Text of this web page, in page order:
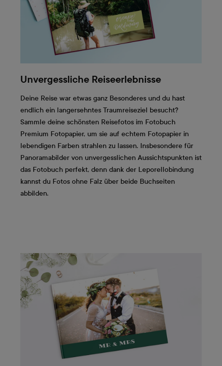
Unvergessliche Reiseerlebnisse
Deine Reise war etwas ganz Besonderes und du hast
endlich ein langersehntes Traumreiseziel besucht?
Sammle deine schönsten Reisefotos im Fotobuch
Premium Fotopapier, um sie auf echtem Fotopapier in
lebendigen Farben strahlen zu lassen. Insbesondere für
Panoramabilder von unvergesslichen Aussichtspunkten ist
das Fotobuch perfekt, denn dank der Leporellobindung
kannst du Fotos ohne Falz über beide Buchseiten
abbilden.